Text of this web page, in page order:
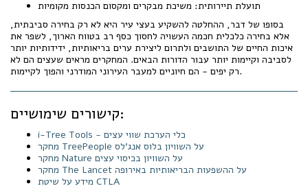
תועלת תיירותית: משיכת מבקרים ומקסום הכנסות מקומיות
בסופו של דבר, ההחלטה להשקיע בעצי עיר היא לא רק בחירה סביבתית,
אלא בחירה כלכלית חכמה העשויה לחסוך כסף רב בטווח הארוך, לשפר את
איכות החיים של התושבים ולתרום ליצירת ערים בריאותיות, ידידותיות יותר
לסביבה וקיימות יותר עבור הדורות הבאים. המחקרים מראים שעצים הם לא
רק יפים - הם חיוניים למעבר העירוני המודרני והפוך לקיימות.
קישורים שימושיים:
i-Tree Tools - כלי הערכת שווי עצים
מחקר TreePeople על השוויון בלוס אנג’לס
מחקר Nature על השוויון בכיסוי עצים
מחקר The Lancet על ההשפעות הבריאותיות באירופה
מידע על שיטת CTLA